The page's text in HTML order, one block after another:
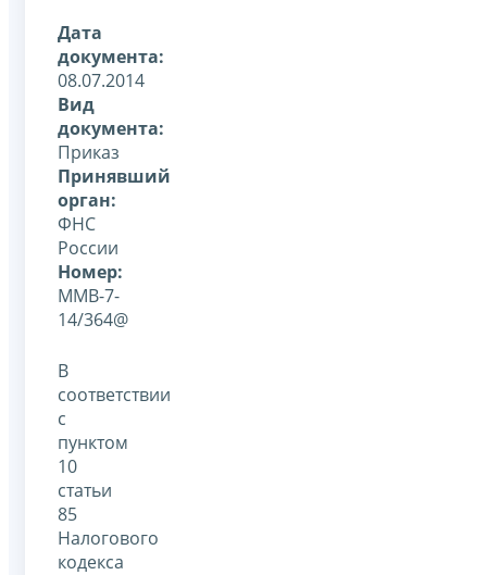
Дата
документа:
08.07.2014
Вид
документа:
Приказ
Принявший
орган:
ФНС
России
Номер:
ММВ-7-
14/364@
В
соответствии
с
пунктом
10
статьи
85
Налогового
кодекса